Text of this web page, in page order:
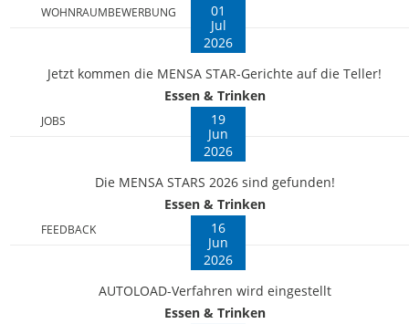
01
Jul
2026
Jetzt kommen die MENSA STAR-Gerichte auf die Teller!
Essen & Trinken
19
Jun
2026
Die MENSA STARS 2026 sind gefunden!
Essen & Trinken
16
Jun
2026
AUTOLOAD-Verfahren wird eingestellt
Essen & Trinken
WOHNRAUMBEWERBUNG
JOBS
FEEDBACK